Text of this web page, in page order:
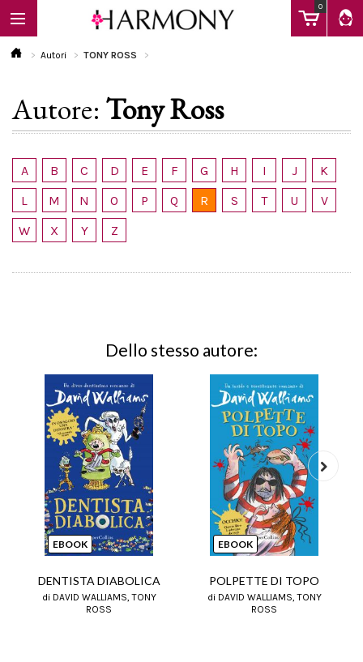
0
EBOOK
LIBRI
Calendario
Autori TONY ROSS
Autore: Tony Ross
A B C D E F G H I J
K
L
M N O P Q R S T U
V
W
X Y Z
Dello stesso autore:
EBOOK
DENTISTA DIABOLICA
di DAVID WALLIAMS, TONY
ROSS
EBOOK
POLPETTE DI TOPO
di DAVID WALLIAMS, TONY
ROSS
Next